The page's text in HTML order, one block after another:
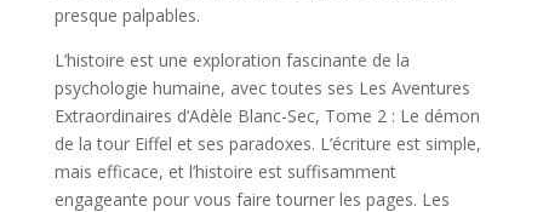
presque palpables.
L’histoire est une exploration fascinante de la
psychologie humaine, avec toutes ses Les Aventures
Extraordinaires d’Adèle Blanc-Sec, Tome 2 : Le démon
de la tour Eiffel et ses paradoxes. L’écriture est simple,
mais efficace, et l’histoire est suffisamment
engageante pour vous faire tourner les pages. Les